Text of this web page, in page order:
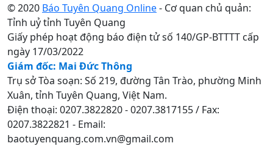
© 2020 Báo Tuyên Quang Online- Cơ quan chủ quản:
Tỉnh uỷ tỉnh Tuyên Quang
Giấy phép hoạt động báo điện tử số 140/GP-BTTTT cấp
ngày 17/03/2022
Giám đốc: Mai Đức Thông
Trụ sở Tòa soạn: Số 219, đường Tân Trào, phường Minh
Xuân, tỉnh Tuyên Quang, Việt Nam.
Điện thoại: 0207.3822820 - 0207.3817155 / Fax:
0207.3822821 - Email:
baotuyenquang.com.vn@gmail.com